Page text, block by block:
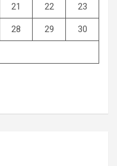
21 22 23
28 29 30